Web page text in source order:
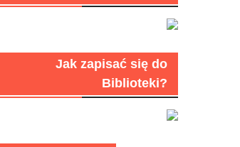
Jak zapisać się do
Biblioteki?